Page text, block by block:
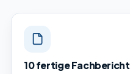
10 fertige